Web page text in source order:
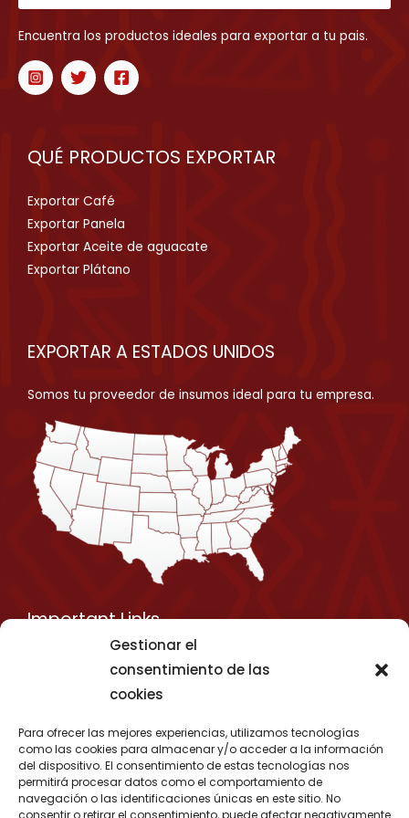
Gestionar el
consentimiento de las
cookies
Para ofrecer las mejores experiencias, utilizamos tecnologías
como las cookies para almacenar y/o acceder a la información
del dispositivo. El consentimiento de estas tecnologías nos
permitirá procesar datos como el comportamiento de
navegación o las identificaciones únicas en este sitio. No
consentir o retirar el consentimiento, puede afectar negativamente
Encuentra los productos ideales para exportar a tu pais.
QUÉ PRODUCTOS EXPORTAR
Exportar Café
Exportar Panela
Exportar Aceite de aguacate
Exportar Plátano
EXPORTAR A ESTADOS UNIDOS
Somos tu proveedor de insumos ideal para tu empresa.
Important Links
Privacy Policy
Shipping Details
Media Kit